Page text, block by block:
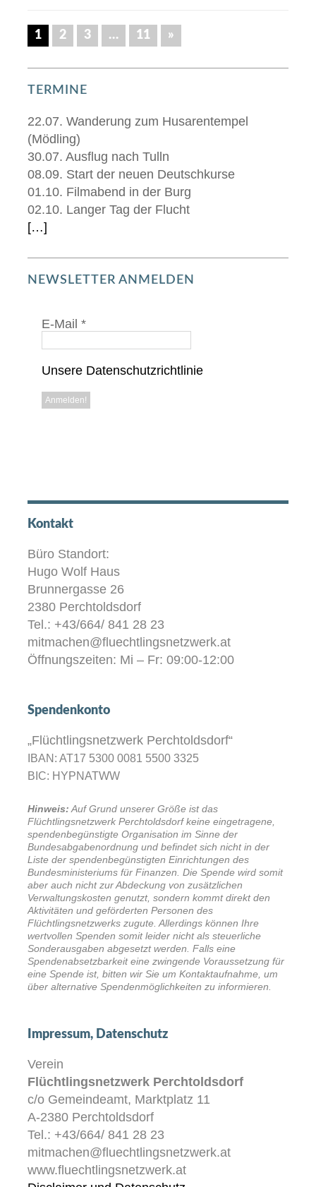
1 2 3 … 11 »
TERMINE
22.07. Wanderung zum Husarentempel
(Mödling)
30.07. Ausflug nach Tulln
08.09. Start der neuen Deutschkurse
01.10. Filmabend in der Burg
02.10. Langer Tag der Flucht
[…]
NEWSLETTER ANMELDEN
E-Mail *
Unsere Datenschutzrichtlinie
Kontakt
Büro Standort:
Hugo Wolf Haus
Brunnergasse 26
2380 Perchtoldsdorf
Tel.: +43/664/ 841 28 23
mitmachen@fluechtlingsnetzwerk.at
Öffnungszeiten: Mi – Fr: 09:00-12:00
Spendenkonto
„Flüchtlingsnetzwerk Perchtoldsdorf“
IBAN: AT17 5300 0081 5500 3325
BIC: HYPNATWW
Hinweis: Auf Grund unserer Größe ist das
Flüchtlingsnetzwerk Perchtoldsdorf keine eingetragene,
spendenbegünstigte Organisation im Sinne der
Bundesabgabenordnung und befindet sich nicht in der
Liste der spendenbegünstigten Einrichtungen des
Bundesministeriums für Finanzen. Die Spende wird somit
aber auch nicht zur Abdeckung von zusätzlichen
Verwaltungskosten genutzt, sondern kommt direkt den
Aktivitäten und geförderten Personen des
Flüchtlingsnetzwerks zugute. Allerdings können Ihre
wertvollen Spenden somit leider nicht als steuerliche
Sonderausgaben abgesetzt werden. Falls eine
Spendenabsetzbarkeit eine zwingende Voraussetzung für
eine Spende ist, bitten wir Sie um Kontaktaufnahme, um
über alternative Spendenmöglichkeiten zu informieren.
Impressum, Datenschutz
Verein
Flüchtlingsnetzwerk Perchtoldsdorf
c/o Gemeindeamt, Marktplatz 11
A-2380 Perchtoldsdorf
Tel.: +43/664/ 841 28 23
mitmachen@fluechtlingsnetzwerk.at
www.fluechtlingsnetzwerk.at